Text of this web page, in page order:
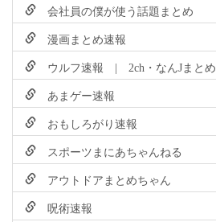
会社員の僕が使う話題まとめ
漫画まとめ速報
ウルフ速報 | 2ch・なんJまとめ
あまゲー速報
おもしろがり速報
スポーツまにあちゃんねる
アウトドアまとめちゃん
呪術速報